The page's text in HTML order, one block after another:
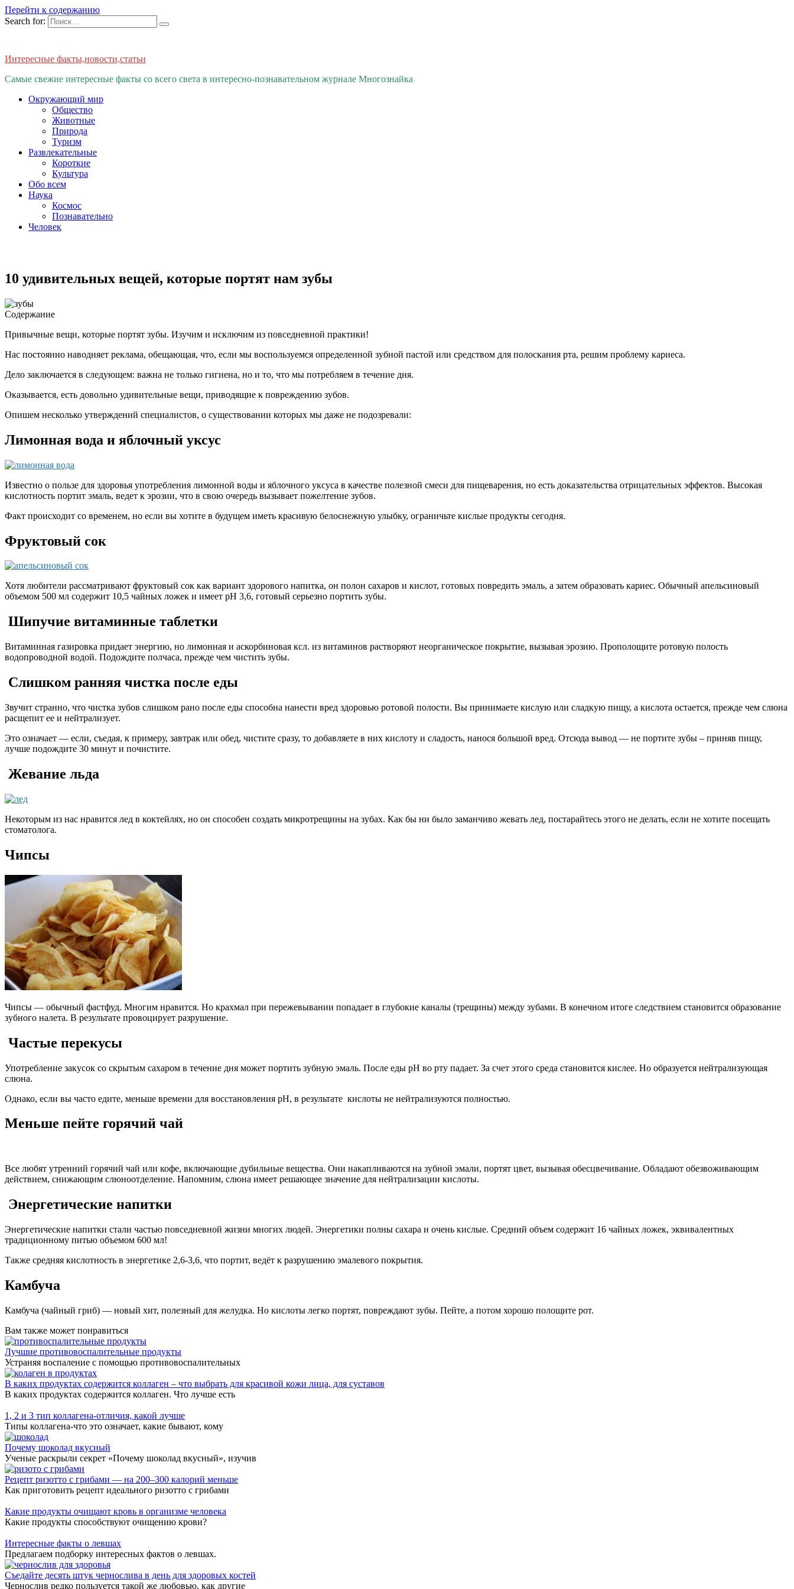
Перейти к содержанию
Search for:
Интересные факты,новости,статьи
Самые свежие интересные факты со всего света в интересно-познавательном журнале Многознайка
Окружающий мир
Общество
Животные
Природа
Туризм
Развлекательные
Короткие
Культура
Обо всем
Наука
Космос
Познавательно
Человек
10 удивительных вещей, которые портят нам зубы
Содержание
Привычные вещи, которые портят зубы. Изучим и исключим из повседневной практики!
Нас постоянно наводняет реклама, обещающая, что, если мы воспользуемся определенной зубной пастой или средством для полоскания рта, решим проблему кариеса.
Дело заключается в следующем: важна не только гигиена, но и то, что мы потребляем в течение дня.
Оказывается, есть довольно удивительные вещи, приводящие к повреждению зубов.
Опишем несколько утверждений специалистов, о существовании которых мы даже не подозревали:
Лимонная вода и яблочный уксус
Известно о пользе для здоровья употребления лимонной воды и яблочного уксуса в качестве полезной смеси для пищеварения, но есть доказательства отрицательных эффектов. Высокая
кислотность портит эмаль, ведет к эрозии, что в свою очередь вызывает пожелтение зубов.
Факт происходит со временем, но если вы хотите в будущем иметь красивую белоснежную улыбку, ограничьте кислые продукты сегодня.
Фруктовый сок
Хотя любители рассматривают фруктовый сок как вариант здорового напитка, он полон сахаров и кислот, готовых повредить эмаль, а затем образовать кариес. Обычный апельсиновый
объемом 500 мл содержит 10,5 чайных ложек и имеет pH 3,6, готовый серьезно портить зубы.
Шипучие витаминные таблетки
Витаминная газировка придает энергию, но лимонная и аскорбиновая ксл. из витаминов растворяют неорганическое покрытие, вызывая эрозию. Прополощите ротовую полость
водопроводной водой. Подождите полчаса, прежде чем чистить зубы.
Слишком ранняя чистка после еды
Звучит странно, что чистка зубов слишком рано после еды способна нанести вред здоровью ротовой полости. Вы принимаете кислую или сладкую пищу, а кислота остается, прежде чем слюна
расщепит ее и нейтрализует.
Это означает — если, съедая, к примеру, завтрак или обед, чистите сразу, то добавляете в них кислоту и сладость, нанося большой вред. Отсюда вывод — не портите зубы – приняв пищу,
лучше подождите 30 минут и почистите.
Жевание льда
Некоторым из нас нравится лед в коктейлях, но он способен создать микротрещины на зубах. Как бы ни было заманчиво жевать лед, постарайтесь этого не делать, если не хотите посещать
стоматолога.
Чипсы
Чипсы — обычный фастфуд. Многим нравится. Но крахмал при пережевывании попадает в глубокие каналы (трещины) между зубами. В конечном итоге следствием становится образование
зубного налета. В результате провоцирует разрушение.
Частые перекусы
Употребление закусок со скрытым сахаром в течение дня может портить зубную эмаль. После еды pH во рту падает. За счет этого среда становится кислее. Но образуется нейтрализующая
слюна.
Однако, если вы часто едите, меньше времени для восстановления pH, в результате кислоты не нейтрализуются полностью.
Меньше пейте горячий чай
Все любят утренний горячий чай или кофе, включающие дубильные вещества. Они накапливаются на зубной эмали, портят цвет, вызывая обесцвечивание. Обладают обезвоживающим
действием, снижающим слюноотделение. Напомним, слюна имеет решающее значение для нейтрализации кислоты.
Энергетические напитки
Энергетические напитки стали частью повседневной жизни многих людей. Энергетики полны сахара и очень кислые. Средний объем содержит 16 чайных ложек, эквивалентных
традиционному питью объемом 600 мл!
Также средняя кислотность в энергетике 2,6-3,6, что портит, ведёт к разрушению эмалевого покрытия.
Камбуча
Камбуча (чайный гриб) — новый хит, полезный для желудка. Но кислоты легко портят, повреждают зубы. Пейте, а потом хорошо полощите рот.
Вам также может понравиться
Лучшие противовоспалительные продукты
Устраняя воспаление с помощью противовоспалительных
В каких продуктах содержится коллаген – что выбрать для красивой кожи лица, для суставов
В каких продуктах содержится коллаген. Что лучше есть
1, 2 и 3 тип коллагена-отличия, какой лучше
Типы коллагена-что это означает, какие бывают, кому
Почему шоколад вкусный
Ученые раскрыли секрет «Почему шоколад вкусный», изучив
Рецепт ризотто с грибами — на 200–300 калорий меньше
Как приготовить рецепт идеального ризотто с грибами
Какие продукты очищают кровь в организме человека
Какие продукты способствуют очищению крови?
Интересные факты о левшах
Предлагаем подборку интересных фактов о левшах.
Съедайте десять штук чернослива в день для здоровых костей
Чернослив редко пользуется такой же любовью, как другие